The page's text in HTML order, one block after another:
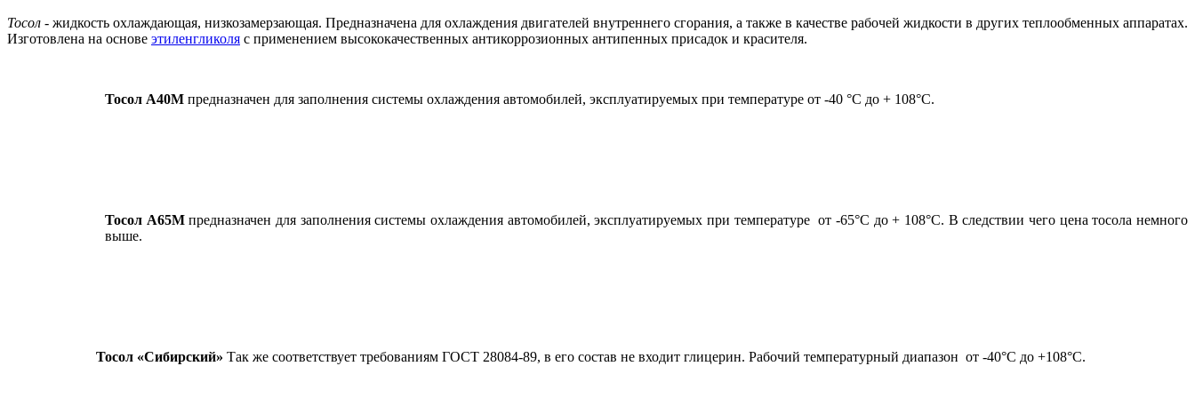
Тосол - жидкость охлаждающая, низкозамерзающая. Предназначена для охлаждения двигателей внутреннего сгорания, а также в качестве рабочей жидкости в других теплообменных аппаратах.
Изготовлена на основе этиленгликоля с применением высококачественных антикоррозионных антипенных присадок и красителя.
Тосол А40М предназначен для заполнения системы охлаждения автомобилей, эксплуатируемых при температуре от -40 °С до + 108°C.
Тосол А65Мпредназначен для заполнения системы охлаждения автомобилей, эксплуатируемых при температуре от -65°C до + 108°C. В следствии чего цена тосола немного
выше.
Тосол «Сибирский» Так же соответствует требованиям ГОСТ 28084-89, в его состав не входит глицерин. Рабочий температурный диапазон от -40°С до +108°С.